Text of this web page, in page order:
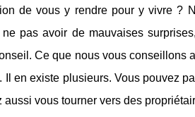
de vous y rendre pour y vivre ?
ne pas avoir de mauvaises
Ce que nous vous conseillons
en existe plusieurs. Vous pouvez
vous tourner vers des